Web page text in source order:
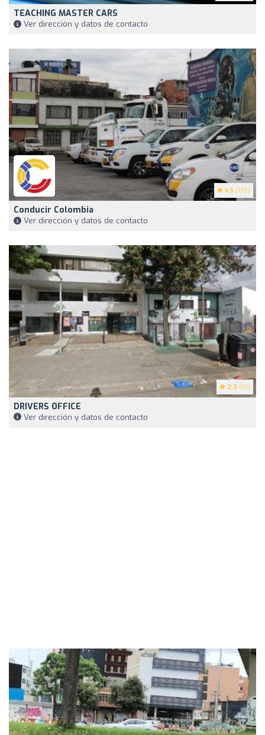
TEACHING MASTER CARS
Ver dirección y datos de contacto
4.5 (135)
Conducir Colombia
Ver dirección y datos de contacto
2.2 (10)
DRIVERS OFFICE
Ver dirección y datos de contacto